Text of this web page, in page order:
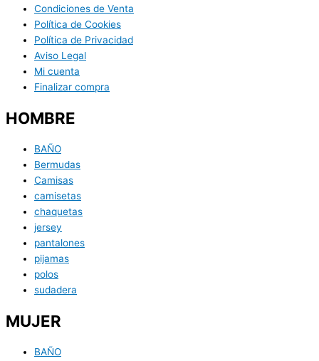
Condiciones de Venta
Política de Cookies
Política de Privacidad
Aviso Legal
Mi cuenta
Finalizar compra
HOMBRE
BAÑO
Bermudas
Camisas
camisetas
chaquetas
jersey
pantalones
pijamas
polos
sudadera
MUJER
BAÑO